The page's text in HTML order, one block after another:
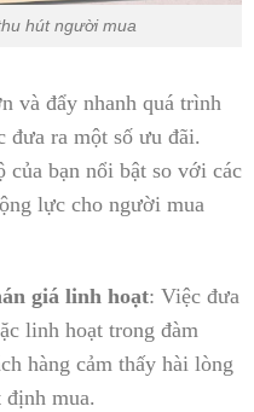
hút người mua
và đẩy nhanh quá trình
đưa ra một số ưu đãi.
bạn nổi bật so với các
lực cho người mua
giá linh hoạt: Việc đưa
linh hoạt trong đàm
hàng cảm thấy hài lòng
định mua.